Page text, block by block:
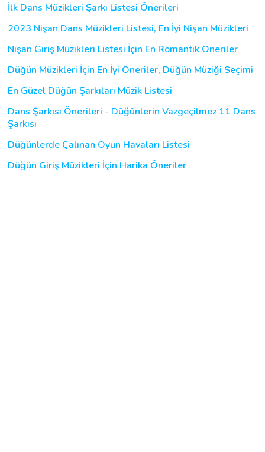
İlk Dans Müzikleri Şarkı Listesi Önerileri
2023 Nişan Dans Müzikleri Listesi, En İyi Nişan Müzikleri
Nişan Giriş Müzikleri Listesi İçin En Romantik Öneriler
Düğün Müzikleri İçin En İyi Öneriler, Düğün Müziği Seçimi
En Güzel Düğün Şarkıları Müzik Listesi
Dans Şarkısı Önerileri - Düğünlerin Vazgeçilmez 11 Dans
Şarkısı
Düğünlerde Çalınan Oyun Havaları Listesi
Düğün Giriş Müzikleri İçin Harika Öneriler